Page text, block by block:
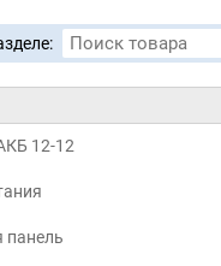
12-12
панель